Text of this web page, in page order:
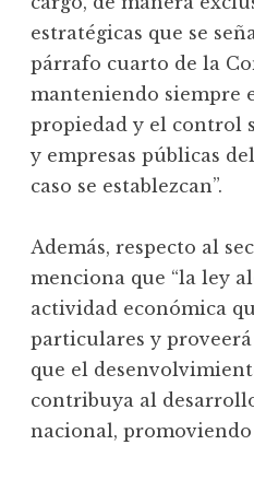
estratégicas que se
párrafo cuarto de la
manteniendo siempre
propiedad y el control
y empresas públicas
caso se establezcan”.
Además, respecto al
menciona que “la ley
actividad económica
particulares y
que el
contribuya al
nacional,